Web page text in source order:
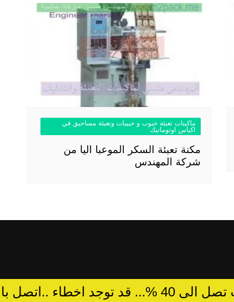
ماكينات تعبئة حبوب و حبيبات وتعبئة مساحيق في
اكياس اوتوماتيك
مكنة تعبئة السكر الموعبا اليا من
شركة المهندس
اخطاء ..اتصل بالمبيعات